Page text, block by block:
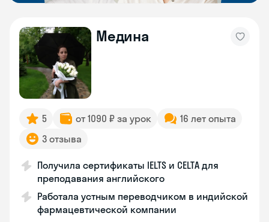
Медина
5 от 1090 ₽ за урок
16 лет опыта
3 отзыва
Получила сертификаты IELTS и CELTA для
преподавания английского
Работала устным переводчиком в индийской
фармацевтической компании